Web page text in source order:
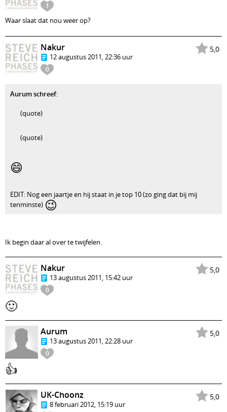
1
Waar slaat dat nou weer op?
5,0
0
Nakur
12 augustus 2011, 22:36 uur
Aurum schreef:
(quote)
(quote)
😄
EDIT: Nog een jaartje en hij staat in je top 10 (zo ging dat bij mij
tenminste) 😉
Ik begin daar al over te twijfelen.
5,0
0
Nakur
13 augustus 2011, 15:42 uur
🙂
5,0
0
Aurum
13 augustus 2011, 22:28 uur
👍
5,0
UK-Choonz
8 februari 2012, 15:19 uur